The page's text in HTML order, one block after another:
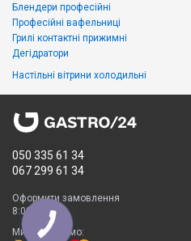
Блендери професійні
Професійні вафельниці
Грилі контактні прижимні
Дегідратори
Настільні вітрини холодильні
050 335 61 34
067 299 61 34
Оформити замовлення
8:00 - 23:00
Ми приймаємо: